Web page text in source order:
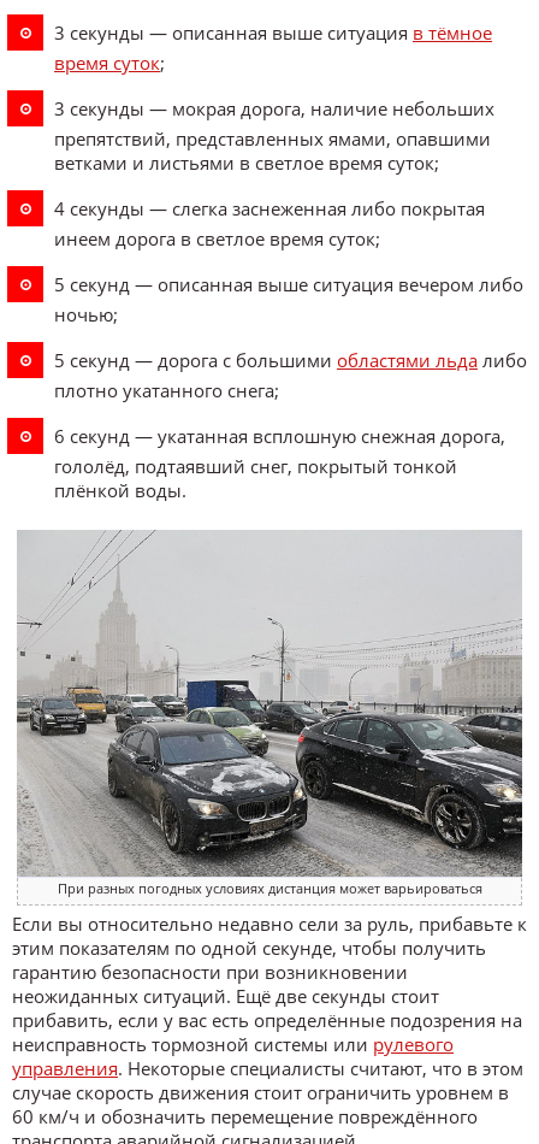
3 секунды — описанная выше ситуация в тёмное
время суток;
3 секунды — мокрая дорога, наличие небольших
препятствий, представленных ямами, опавшими
ветками и листьями в светлое время суток;
4 секунды — слегка заснеженная либо покрытая
инеем дорога в светлое время суток;
5 секунд — описанная выше ситуация вечером либо
ночью;
5 секунд — дорога с большими областями льда либо
плотно укатанного снега;
6 секунд — укатанная всплошную снежная дорога,
гололёд, подтаявший снег, покрытый тонкой
плёнкой воды.
При разных погодных условиях дистанция может варьироваться
Если вы относительно недавно сели за руль, прибавьте к
этим показателям по одной секунде, чтобы получить
гарантию безопасности при возникновении
неожиданных ситуаций. Ещё две секунды стоит
прибавить, если у вас есть определённые подозрения на
неисправность тормозной системы или рулевого
управления. Некоторые специалисты считают, что в этом
случае скорость движения стоит ограничить уровнем в
60 км/ч и обозначить перемещение повреждённого